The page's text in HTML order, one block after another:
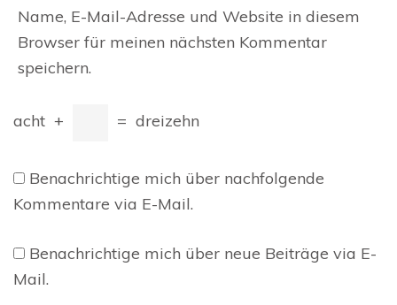
Name, E-Mail-Adresse und Website in diesem
Browser für meinen nächsten Kommentar
speichern.
acht + = dreizehn
Benachrichtige mich über nachfolgende
Kommentare via E-Mail.
Benachrichtige mich über neue Beiträge via E-
Mail.